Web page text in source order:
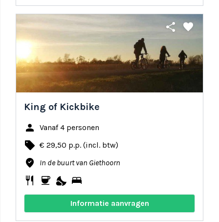
share favorite
King of Kickbike
person Vanaf 4 personen
local_offer € 29,50 p.p. (incl. btw)
where_to_vote In de buurt van Giethoorn
restaurant coffee nights_stay bed
Informatie aanvragen